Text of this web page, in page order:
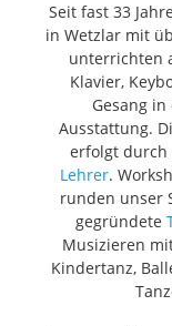
Seit fast 33
in Wetzlar mit
unterrichten
Klavier,
Gesang
Ausstattung.
erfolgt durch
Lehrer.
runden unser
gegründete
Musizieren
Kindertanz,